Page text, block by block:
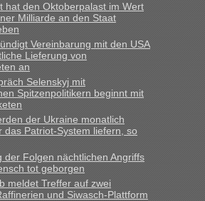
hat den Oktoberpalast im Wert
Milliarde an den Staat
Vereinbarung mit den USA
Lieferung von
an
Selenskyj mit
Spitzenpolitikern beginnt mit
der Ukraine monatlich
das Patriot-System liefern, so
der Folgen nächtlichen Angriffs
tot geborgen
meldet Treffer auf zwei
und Siwasch-Plattform